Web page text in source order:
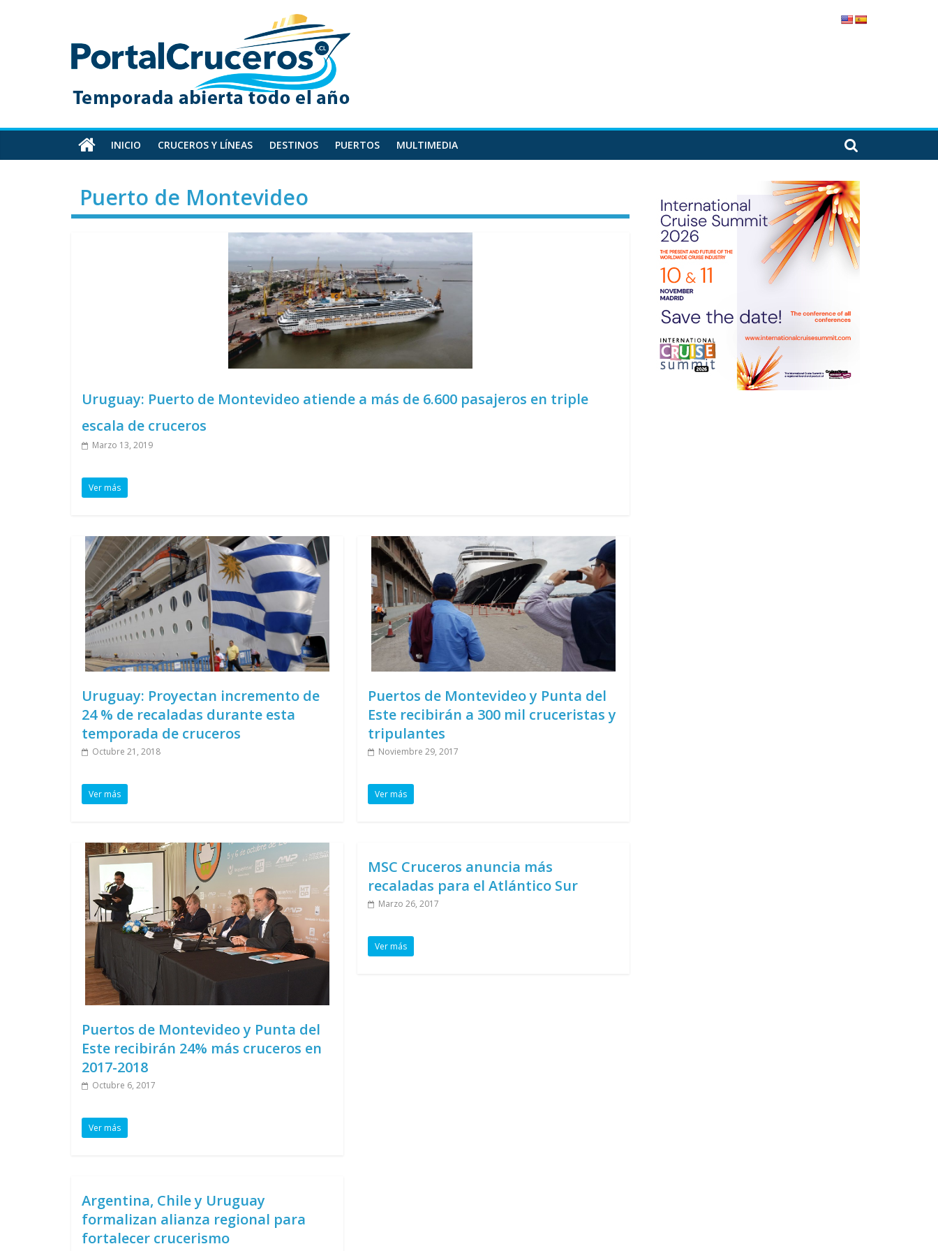
PortalCruceros
Toda
información
cruceros
en
un
sitio
INICIO CRUCEROS Y LÍNEAS DESTINOS PUERTOS MULTIMEDIA
Puerto de Montevideo
Uruguay: Puerto de Montevideo atiende a más de 6.600 pasajeros en triple
escala de cruceros
Marzo 13, 2019
Ver más
Uruguay: Proyectan incremento de
24 % de recaladas durante esta
temporada de cruceros
Octubre 21, 2018
Ver más
Puertos de Montevideo y Punta del
Este recibirán a 300 mil cruceristas y
tripulantes
Noviembre 29, 2017
Ver más
Puertos de Montevideo y Punta del
Este recibirán 24% más cruceros en
2017-2018
Octubre 6, 2017
Ver más
MSC Cruceros anuncia más
recaladas para el Atlántico Sur
Marzo 26, 2017
Ver más
Argentina, Chile y Uruguay
formalizan alianza regional para
fortalecer crucerismo